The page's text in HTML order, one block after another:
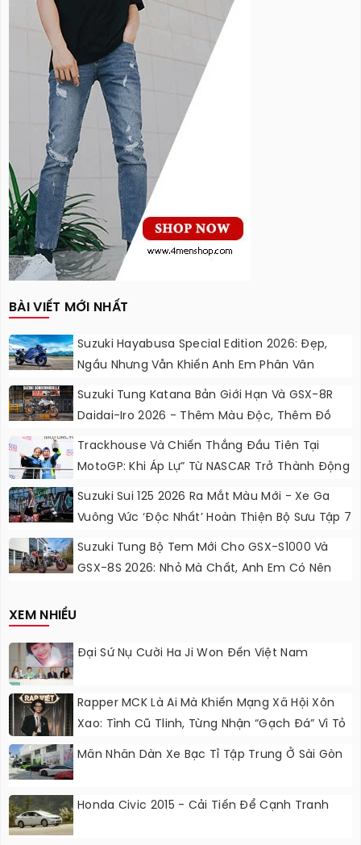
BÀI VIẾT MỚI NHẤT
Suzuki Hayabusa Special Edition 2026: Đẹp,
Ngầu Nhưng Vẫn Khiến Anh Em Phân Vân
Suzuki Tung Katana Bản Giới Hạn Và GSX-8R
Daidai-Iro 2026 - Thêm Màu Độc, Thêm Đồ
Chơi, Thêm Cá Tính
Trackhouse Và Chiến Thắng Đầu Tiên Tại
MotoGP: Khi Áp Lự” Từ NASCAR Trở Thành Động
Lực Ngọt Ngào
Suzuki Sui 125 2026 Ra Mắt Màu Mới - Xe Ga
Vuông Vức ‘độc Nhất’ Hoàn Thiện Bộ Sưu Tập 7
Sắc Cầu Vồng
Suzuki Tung Bộ Tem Mới Cho GSX-S1000 Và
GSX-8S 2026: Nhỏ Mà Chất, Anh Em Có Nên
XEM NHIỀU
Đại Sứ Nụ Cười Ha Ji Won Đến Việt Nam
Rapper MCK Là Ai Mà Khiến Mạng Xã Hội Xôn
Xao: Tình Cũ Tlinh, Từng Nhận “gạch Đá” Vì Tỏ
Thái Độ Với Trường Giang
Mãn Nhãn Dàn Xe Bạc Tỉ Tập Trung Ở Sài Gòn
Honda Civic 2015 - Cải Tiến Để Cạnh Tranh